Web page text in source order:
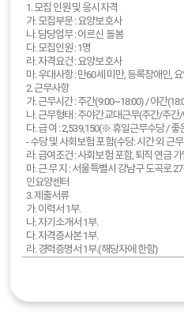
1. 모집 인원 및 응시자격
가. 모집부문 : 요양보호사
나. 담당업무 : 어르신 돌봄
다. 모집인원 : 1명
라. 자격요건 : 요양보호사
마. 우대사항 : 만60세 미만, 등록장애인,
2. 근무사항
가. 근무시간 : 주간(9:00~18:00) / 야간
나. 근무형태 : 주야간교대근무(주간/주
다. 급 여 : 2,539,150(※ 휴일근무수당 /
- 수당 및 사회보험 포함(수당: 시간 외 근
라. 급여조건 : 사회보험 포함, 퇴직 연금 가
마. 근 무 지 : 서울특별시 강남구 도곡로
인요양센터
3. 제출서류
가. 이력서 1부.
나. 자기소개서 1부.
다. 자격증사본 1부.
라. 경력증명서 1부.(해당자에 한함)
5. 임용일정